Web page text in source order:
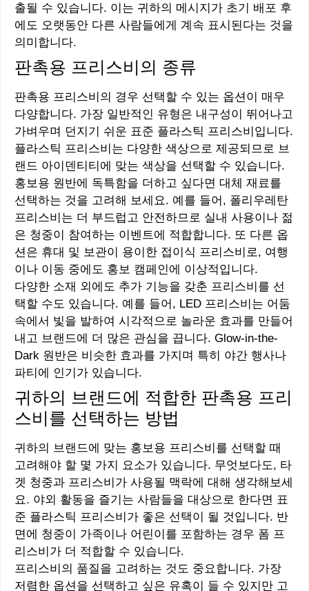
출될 수 있습니다. 이는 귀하의 메시지가 초기 배포 후
에도 오랫동안 다른 사람들에게 계속 표시된다는 것을
의미합니다.
판촉용 프리스비의 종류
판촉용 프리스비의 경우 선택할 수 있는 옵션이 매우
다양합니다. 가장 일반적인 유형은 내구성이 뛰어나고
가벼우며 던지기 쉬운 표준 플라스틱 프리스비입니다.
플라스틱 프리스비는 다양한 색상으로 제공되므로 브
랜드 아이덴티티에 맞는 색상을 선택할 수 있습니다.
홍보용 원반에 독특함을 더하고 싶다면 대체 재료를
선택하는 것을 고려해 보세요. 예를 들어, 폴리우레탄
프리스비는 더 부드럽고 안전하므로 실내 사용이나 젊
은 청중이 참여하는 이벤트에 적합합니다. 또 다른 옵
션은 휴대 및 보관이 용이한 접이식 프리스비로, 여행
이나 이동 중에도 홍보 캠페인에 이상적입니다.
다양한 소재 외에도 추가 기능을 갖춘 프리스비를 선
택할 수도 있습니다. 예를 들어, LED 프리스비는 어둠
속에서 빛을 발하여 시각적으로 놀라운 효과를 만들어
내고 브랜드에 더 많은 관심을 끕니다. Glow-in-the-
Dark 원반은 비슷한 효과를 가지며 특히 야간 행사나
파티에 인기가 있습니다.
귀하의 브랜드에 적합한 판촉용 프리
스비를 선택하는 방법
귀하의 브랜드에 맞는 홍보용 프리스비를 선택할 때
고려해야 할 몇 가지 요소가 있습니다. 무엇보다도, 타
겟 청중과 프리스비가 사용될 맥락에 대해 생각해보세
요. 야외 활동을 즐기는 사람들을 대상으로 한다면 표
준 플라스틱 프리스비가 좋은 선택이 될 것입니다. 반
면에 청중이 가족이나 어린이를 포함하는 경우 폼 프
리스비가 더 적합할 수 있습니다.
프리스비의 품질을 고려하는 것도 중요합니다. 가장
저렴한 옵션을 선택하고 싶은 유혹이 들 수 있지만 고